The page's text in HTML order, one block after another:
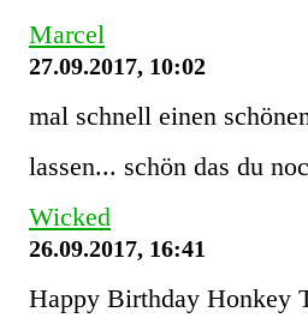
Marcel
27.09.2017, 10:02
mal schnell einen
lassen... schön das du
Wicked
26.09.2017, 16:41
Happy Birthday Honkey